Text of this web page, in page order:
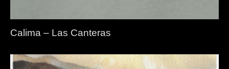
Calima – Las Canteras